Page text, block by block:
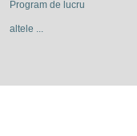
Program de lucru
altele ...